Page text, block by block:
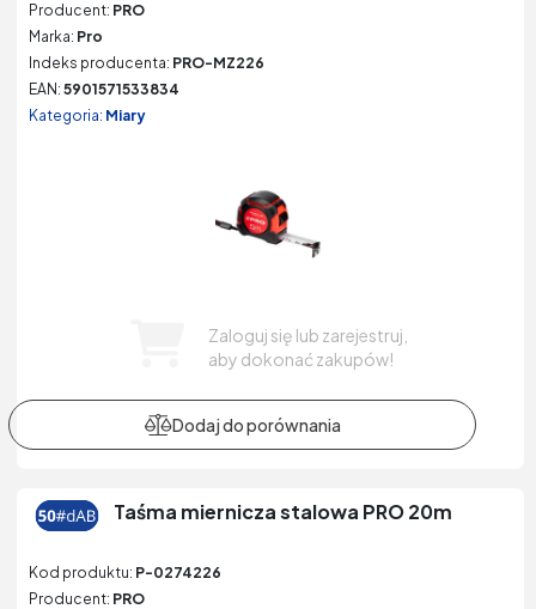
Producent: PRO
Marka: Pro
Indeks producenta: PRO-MZ226
EAN: 5901571533834
Kategoria: Miary
Zaloguj się lub zarejestruj,
aby dokonać zakupów!
Taśma miernicza stalowa PRO 20m
Kod produktu: P-0274226
Producent: PRO